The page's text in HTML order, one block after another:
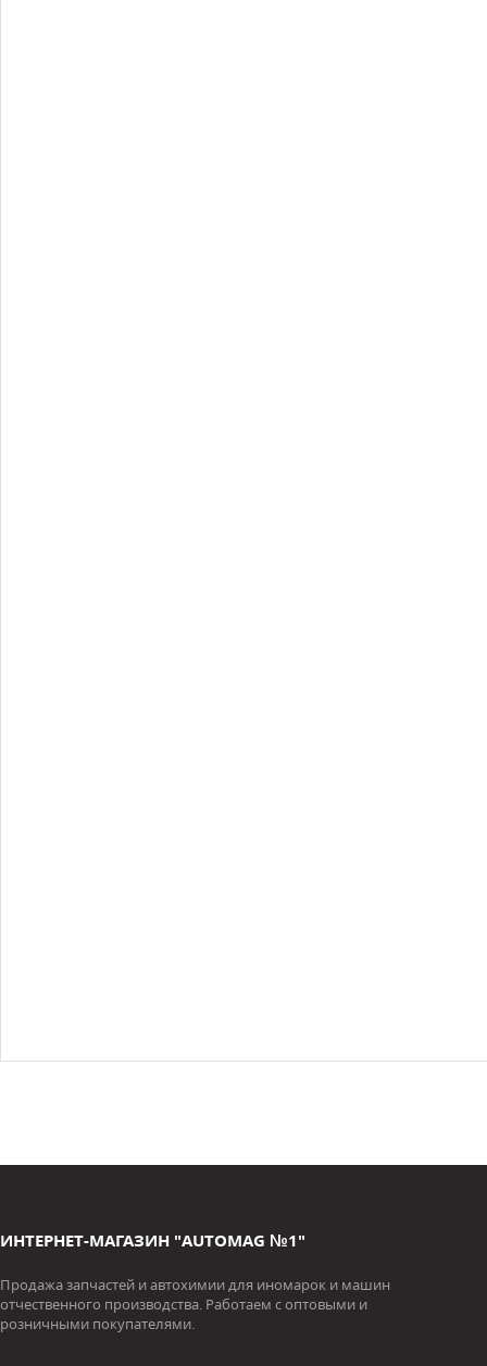
ИНТЕРНЕТ-МАГАЗИН "AUTOMAG №1"
Продажа запчастей и автохимии для иномарок и машин
отчественного производства. Работаем с оптовыми и
розничными покупателями.